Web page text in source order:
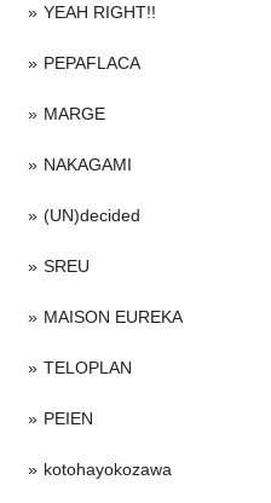
YEAH RIGHT!!
PEPAFLACA
MARGE
NAKAGAMI
(UN)decided
SREU
MAISON EUREKA
TELOPLAN
PEIEN
kotohayokozawa